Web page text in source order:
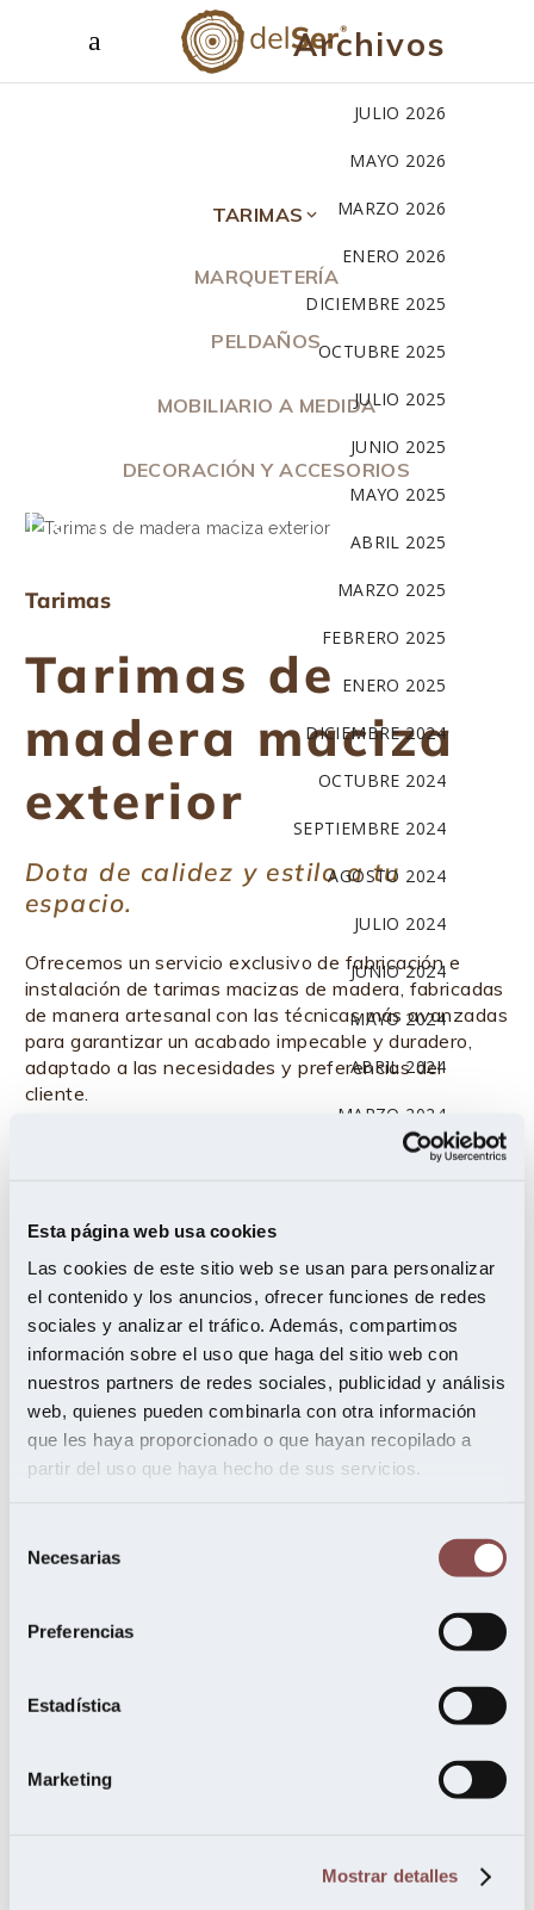
Esta página web usa cookies
Las cookies de este sitio web se usan para personalizar
el contenido y los anuncios, ofrecer funciones de redes
sociales y analizar el tráfico. Además, compartimos
información sobre el uso que haga del sitio web con
nuestros partners de redes sociales, publicidad y análisis
web, quienes pueden combinarla con otra información
que les haya proporcionado o que hayan recopilado a
partir del uso que haya hecho de sus servicios.
Necesarias
Preferencias
Estadística
Marketing
Mostrar detalles
Archivos
JULIO 2026
MAYO 2026
MARZO 2026
ENERO 2026
DICIEMBRE 2025
OCTUBRE 2025
JULIO 2025
JUNIO 2025
MAYO 2025
ABRIL 2025
MARZO 2025
FEBRERO 2025
ENERO 2025
DICIEMBRE 2024
OCTUBRE 2024
SEPTIEMBRE 2024
AGOSTO 2024
JULIO 2024
JUNIO 2024
MAYO 2024
ABRIL 2024
MARZO 2024
FEBRERO 2024
OCTUBRE 2023
SEPTIEMBRE 2023
MAYO 2023
ENERO 2023
JUNIO 2022
OCTUBRE 2021
JULIO 2021
FEBRERO 2021
SEPTIEMBRE 2020
TARIMAS
Todas las tarimas
Tarimas de madera maciza interior
Tarimas de madera maciza exterior
Tarima reciclada
MARQUETERÍA
PELDAÑOS
MOBILIARIO A MEDIDA
DECORACIÓN Y ACCESORIOS
Tarimas
Tarimas de
madera maciza
exterior
Dota de calidez y estilo a tu
espacio.
Ofrecemos un servicio exclusivo de fabricación e
instalación de tarimas macizas de madera, fabricadas
de manera artesanal con las técnicas más avanzadas
para garantizar un acabado impecable y duradero,
adaptado a las necesidades y preferencias del
cliente.
tarimas macizas de
madera para interiores empleando únicamente
impecable que añadirá calidez y estilo a cada espacio.
Fabricamos tarimas en22 variedades de maderas
diferentes , y en distintos anchos, gruesos y largos,
consiguiendo siempre el tamaño deseado.
VER MADERAS DISPONIBLES
Tipos de madera
IPE